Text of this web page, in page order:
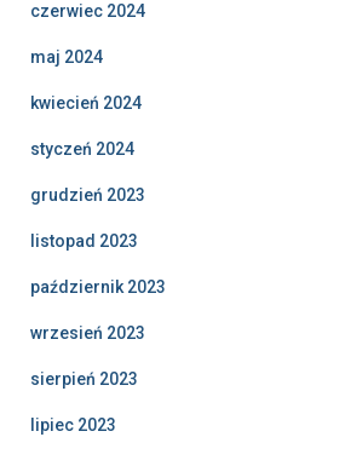
czerwiec 2024
maj 2024
kwiecień 2024
styczeń 2024
grudzień 2023
listopad 2023
październik 2023
wrzesień 2023
sierpień 2023
lipiec 2023